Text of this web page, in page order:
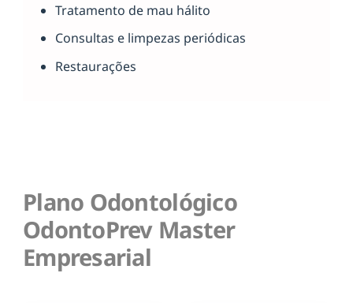
Tratamento de mau hálito
Consultas e limpezas periódicas
Restaurações
Plano Odontológico
OdontoPrev Master
Empresarial